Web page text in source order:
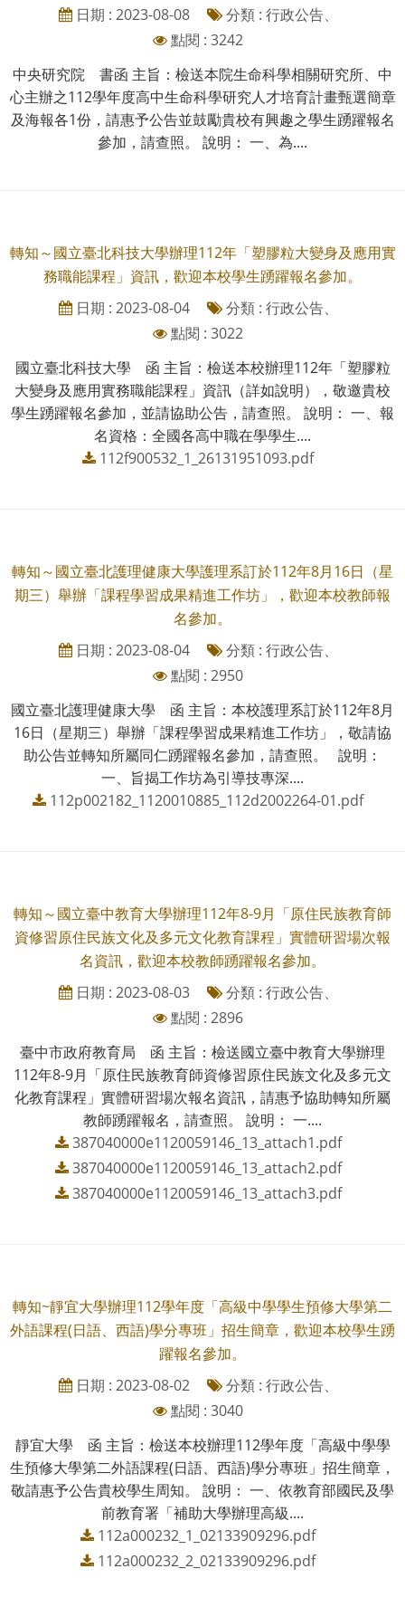
日期 : 2023-08-08
分類 : 行政公告、
點閱 : 3242
中央研究院 書函 主旨：檢送本院生命科學相關研究所、中
心主辦之112學年度高中生命科學研究人才培育計畫甄選簡章
及海報各1份，請惠予公告並鼓勵貴校有興趣之學生踴躍報名
參加，請查照。 說明： 一、為....
轉知～國立臺北科技大學辦理112年「塑膠粒大變身及應用實
務職能課程」資訊，歡迎本校學生踴躍報名參加。
日期 : 2023-08-04
分類 : 行政公告、
點閱 : 3022
國立臺北科技大學 函 主旨：檢送本校辦理112年「塑膠粒
大變身及應用實務職能課程」資訊（詳如說明），敬邀貴校
學生踴躍報名參加，並請協助公告，請查照。 說明： 一、報
名資格：全國各高中職在學學生....
112f900532_1_26131951093.pdf
轉知～國立臺北護理健康大學護理系訂於112年8月16日（星
期三）舉辦「課程學習成果精進工作坊」，歡迎本校教師報
名參加。
日期 : 2023-08-04
分類 : 行政公告、
點閱 : 2950
國立臺北護理健康大學 函 主旨：本校護理系訂於112年8月
16日（星期三）舉辦「課程學習成果精進工作坊」，敬請協
助公告並轉知所屬同仁踴躍報名參加，請查照。 說明：
一、旨揭工作坊為引導技專深....
112p002182_1120010885_112d2002264-01.pdf
轉知～國立臺中教育大學辦理112年8-9月「原住民族教育師
資修習原住民族文化及多元文化教育課程」實體研習場次報
名資訊，歡迎本校教師踴躍報名參加。
日期 : 2023-08-03
分類 : 行政公告、
點閱 : 2896
臺中市政府教育局 函 主旨：檢送國立臺中教育大學辦理
112年8-9月「原住民族教育師資修習原住民族文化及多元文
化教育課程」實體研習場次報名資訊，請惠予協助轉知所屬
教師踴躍報名，請查照。 說明： 一....
387040000e1120059146_13_attach1.pdf
387040000e1120059146_13_attach2.pdf
387040000e1120059146_13_attach3.pdf
轉知~靜宜大學辦理112學年度「高級中學學生預修大學第二
外語課程(日語、西語)學分專班」招生簡章，歡迎本校學生踴
躍報名參加。
日期 : 2023-08-02
分類 : 行政公告、
點閱 : 3040
靜宜大學 函 主旨：檢送本校辦理112學年度「高級中學學
生預修大學第二外語課程(日語、西語)學分專班」招生簡章，
敬請惠予公告貴校學生周知。 說明： 一、依教育部國民及學
前教育署「補助大學辦理高級....
112a000232_1_02133909296.pdf
112a000232_2_02133909296.pdf